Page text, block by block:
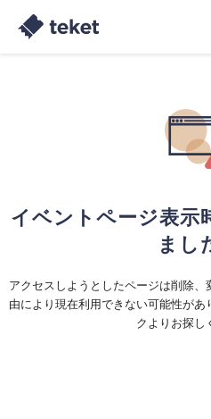
イベントページ表示
まし
アクセスしようとしたページは削除
由により現在利用できない可能性が
クよりお探し